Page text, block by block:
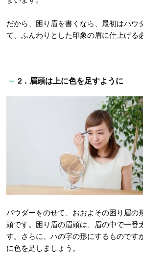
だから、困り眉を書くなら、最初はパウ
て、ふんわりとした印象の眉に仕上げる
2．眉頭は上に色を足すように
パウダーをのせて、おおよその困り眉の
頭です。困り眉の眉頭は、眉の中で一番
す。さらに、ハの字の形にするものです
に色を足しましょう。